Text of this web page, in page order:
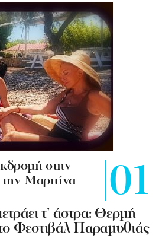
στην
Μαριτίνα
τ’ άστρα: Θερμή
Φεστιβάλ Παραμυθιάς